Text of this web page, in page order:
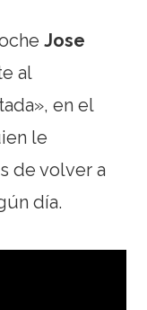
Jose
al
en el
le
de volver a
día.